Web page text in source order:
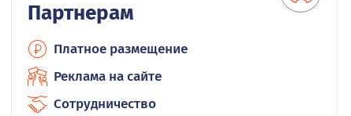
Партнерам
Платное размещение
Реклама на сайте
Сотрудничество